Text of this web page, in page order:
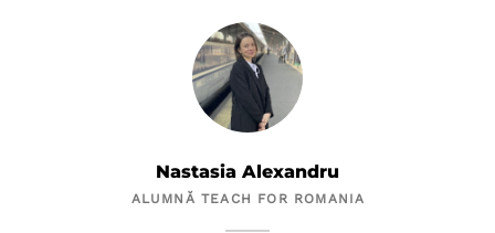
Nastasia Alexandru
ALUMNĂ TEACH FOR ROMANIA